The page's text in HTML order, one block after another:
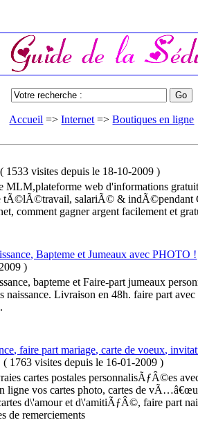
Accueil =>Internet=>Boutiques en ligne
1533 visitesdepuis le 18-10-2009 )
MLM,plateforme web d'informations
salariÃ© & indÃ©pendant
comment gagner argent facilement et
Bapteme et Jumeaux avec PHOTO !
)
bapteme et Faire-part jumeaux
naissance. Livraison en 48h. faire part
faire part mariage, carte de voeux,
1763 visitesdepuis le 16-01-2009 )
cartes postales personnalisÃƒÂ©es
ligne vos cartes photo, cartes de
d\'amour et d\'amitiÃƒÂ©, faire part
de remerciements